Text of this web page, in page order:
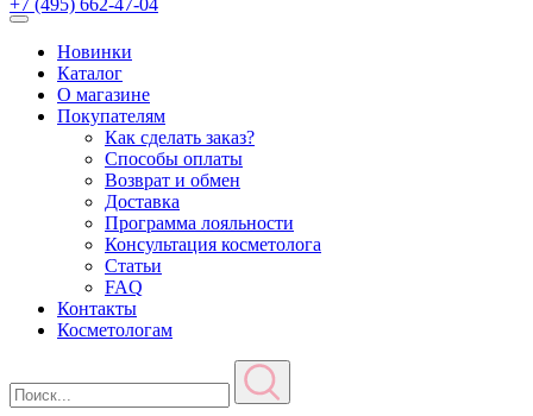
+7 (495) 662-47-04
Toggle
navigationНовинки
Каталог
О магазине
Покупателям
Как сделать заказ?
Способы оплаты
Возврат и обмен
Доставка
Программа лояльности
Консультация косметолога
Статьи
FAQ
Контакты
Косметологам